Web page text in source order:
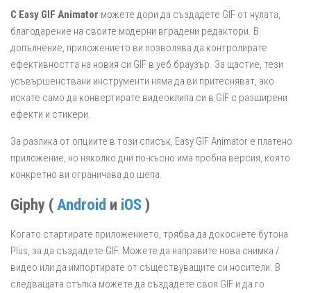
С Easy GIF Animator можете дори да създадете GIF от нулата,
благодарение на своите модерни вградени редактори. В
допълнение, приложението ви позволява да контролирате
ефективността на новия си GIF в уеб браузър. За щастие, тези
усъвършенствани инструменти няма да ви притесняват, ако
искате само да конвертирате видеоклипа си в GIF с разширени
ефекти и стикери.
За разлика от опциите в този списък, Easy GIF Animator е платено
приложение, но няколко дни по-късно има пробна версия, която
конкретно ви ограничава до шепа.
Giphy ( Android и iOS )
Когато стартирате приложението, трябва да докоснете бутона
Plus, за да създадете GIF. Можете да направите нова снимка /
видео или да импортирате от съществуващите си носители. В
следващата стъпка можете да създадете своя GIF и да го